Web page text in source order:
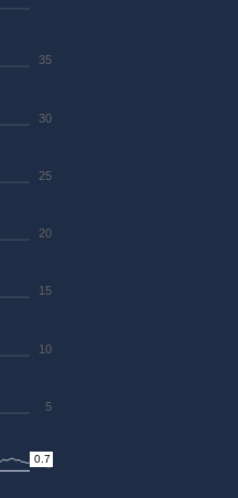
0
5
10
15
20
25
30
35
0.7